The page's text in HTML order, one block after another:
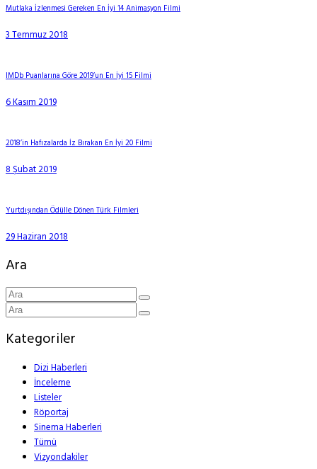
Mutlaka İzlenmesi Gereken En İyi 14 Animasyon Filmi
3 Temmuz 2018
IMDb Puanlarına Göre 2019’un En İyi 15 Filmi
6 Kasım 2019
2018’in Hafızalarda İz Bırakan En İyi 20 Filmi
8 Şubat 2019
Yurtdışından Ödülle Dönen Türk Filmleri
29 Haziran 2018
Ara
Kategoriler
Dizi Haberleri
İnceleme
Listeler
Röportaj
Sinema Haberleri
Tümü
Vizyondakiler